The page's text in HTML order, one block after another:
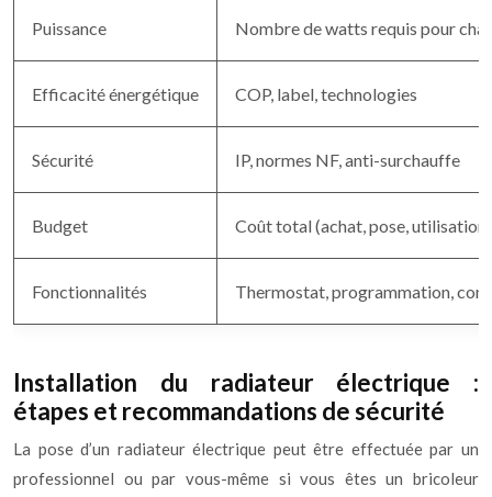
Puissance Nombre de watts requis pour
Efficacité énergétique COP, label, technologies
Sécurité IP, normes NF, anti-surchauffe
Budget Coût total (achat, pose, utilisation)
Fonctionnalités Thermostat, programmation,
Installation du radiateur électrique :
étapes et recommandations de sécurité
La pose d’un radiateur électrique peut être effectuée par un
professionnel ou par vous-même si vous êtes un bricoleur